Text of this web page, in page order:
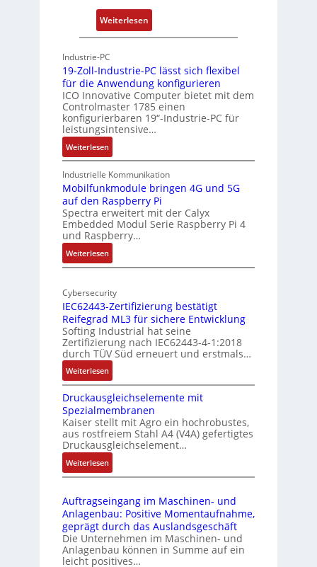
u
n
g
t
-
A
c
h
i
t
e
r
Weiterlesen:
P
s
i
c
a
I
a
n
d
E
g
e
Industrie-PC
19-Zoll-Industrie-PC lässt sich flexibel
für die Anwendung konfigurieren
ICO Innovative Computer bietet mit dem
Controlmaster 1785 einen
konfigurierbaren 19“-Industrie-PC für
leistungsintensive…
Weiterlesen:
1
9
-
Z
o
l
l
-
I
d
u
t
r
i
e
-
P
C
l
ä
s
s
s
c
h
f
l
Industrielle Kommunikation
Mobilfunkmodule bringen 4G und 5G
auf den Raspberry Pi
Spectra erweitert mit der Calyx
Embedded Modul Serie Raspberry Pi 4
und Raspberry…
Weiterlesen:
M
b
i
f
u
n
k
m
o
d
u
l
e
b
r
n
e
n
4
Cybersecurity
IEC62443-Zertifizierung bestätigt
Reifegrad ML3 für sichere Entwicklung
Softing Industrial hat seine
Zertifizierung nach IEC62443-4-1:2018
durch TÜV Süd erneuert und erstmals…
Weiterlesen:
I
E
C
6
2
4
4
3
Z
e
r
t
i
Druckausgleichselemente mit
Spezialmembranen
Kaiser stellt mit Agro ein hochrobustes,
aus rostfreiem Stahl A4 (V4A) gefertigtes
Druckausgleichselement…
Weiterlesen:
D
u
c
k
a
u
Auftragseingang im Maschinen- und
Anlagenbau: Positive Momentaufnahme,
geprägt durch das Auslandsgeschäft
Die Unternehmen im Maschinen- und
Anlagenbau können in Summe auf ein
leicht positives…